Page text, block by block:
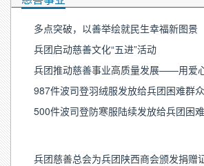
多点突破，以善举绘就民生幸福新图景
兵团启动慈善文化“五进”活动
兵团推动慈善事业高质量发展——用爱
987件波司登羽绒服发放给兵团困难群众
500件波司登防寒服陆续发放给兵团困
兵团慈善总会为兵团陕西商会颁发捐赠